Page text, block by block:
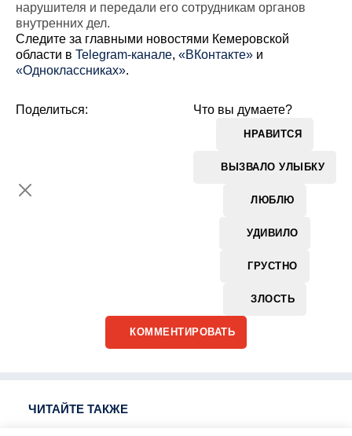
нарушителя и передали его сотрудникам органов
внутренних дел.
Cледите за главными новостями Кемеровской
области в Telegram-канале, «ВКонтакте» и
«Одноклассниках».
Что вы думаете?
НРАВИТСЯ
ВЫЗВАЛО УЛЫБКУ
ЛЮБЛЮ
УДИВИЛО
ГРУСТНО
ЗЛОСТЬ
Поделиться:
КОММЕНТИРОВАТЬ
ЧИТАЙТЕ ТАКЖЕ